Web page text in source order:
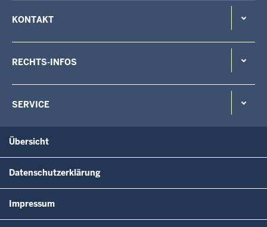
KONTAKT
RECHTS-INFOS
SERVICE
Übersicht
Datenschutzerklärung
Impressum